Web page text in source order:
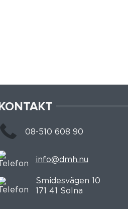
KONTAKT
08-510 608 90
info@dmh.nu
Smidesvägen 10
171 41 Solna